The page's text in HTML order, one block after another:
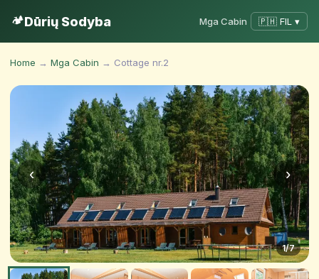
🏕️Dūrių Sodyba Mga Cabin 🇵🇭 FIL ▾
Home → Mga Cabin → Cottage nr.2
‹ ›
1/7